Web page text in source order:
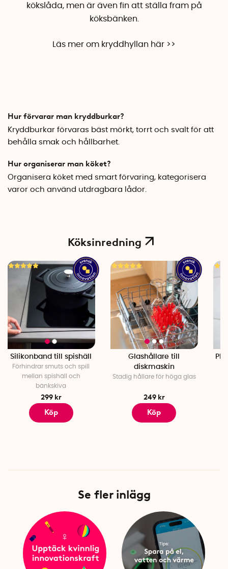
kökslåda, men är även fin att ställa fram på
köksbänken.
Läs mer om kryddhyllan här >>
Hur förvarar man kryddburkar?
Kryddburkar förvaras bäst mörkt, torrt och svalt för att
behålla smak och hållbarhet.
Hur organiserar man köket?
Organisera köket med smart förvaring, kategorisera
varor och använd utdragbara lådor.
Silikonband till spishäll
Förhindrar smuts och spill
mellan spishäll och
bänkskiva
299 kr
Köp
Glashållare till
diskmaskin
Stadig hållare för höga glas
249 kr
Köp
Köksinredning
Se fler inlägg